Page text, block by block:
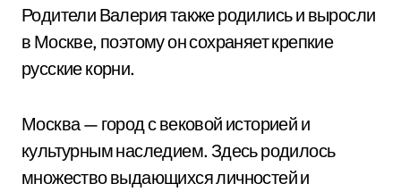
Родители Валерия также родились и выросли
в Москве, поэтому он сохраняет крепкие
русские корни.
Москва — город с вековой историей и
культурным наследием. Здесь родилось
множество выдающихся личностей и